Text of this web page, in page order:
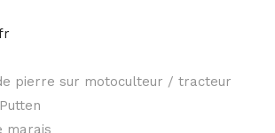
pierre sur motoculteur / tracteur
marais